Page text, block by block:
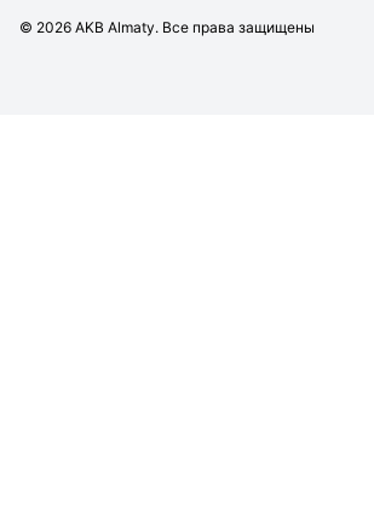
© 2026 AKB Almaty. Все права защищены